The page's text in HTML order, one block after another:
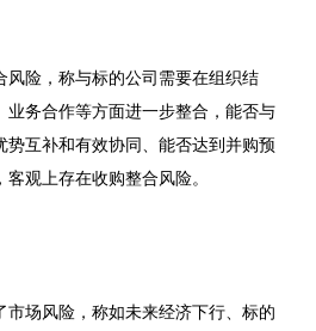
风险，称与标的公司需要在组织结
业务合作等方面进一步整合，能否与
势互补和有效协同、能否达到并购预
观上存在收购整合风险。
市场风险，称如未来经济下行、标的